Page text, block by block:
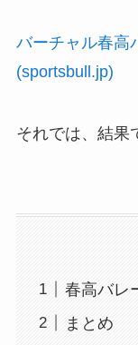
バーチャル春高
(sportsbull.jp)
それでは、結果
春高バレ
まとめ